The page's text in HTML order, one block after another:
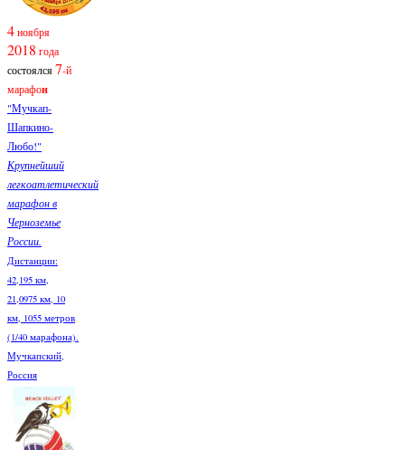
4ноября
2018 года
состоялся7-й
марафон
"Мучкап-
Шапкино-
Любо!"
Крупнейший
легкоатлетический
марафон в
Черноземье
России.
Дистанции:
42,195 км,
21,0975 км, 10
км, 1055 метров
(1/40 марафона).
Мучкапский,
Россия